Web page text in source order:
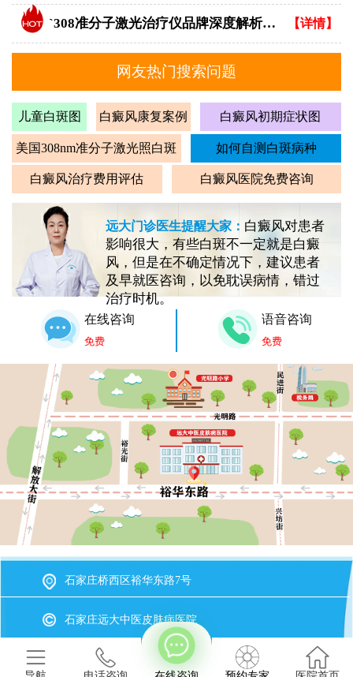
`308准分子激光治疗仪品牌深度解析：专业视角下的优选指南` 【详情】
网友热门搜索问题
儿童白斑图 白癜风康复案例 白癜风初期症状图
美国308nm准分子激光照白斑 如何自测白斑病种
白癜风治疗费用评估 白癜风医院免费咨询
远大门诊医生提醒大家： 白癜风对患者
影响很大，有些白斑不一定就是白癜
风，但是在不确定情况下，建议患者
及早就医咨询，以免耽误病情，错过
治疗时机。
在线咨询
免费
语音咨询
免费
石家庄桥西区裕华东路7号
石家庄远大中医皮肤病医院
备案号冀ICP备2023015620号-20